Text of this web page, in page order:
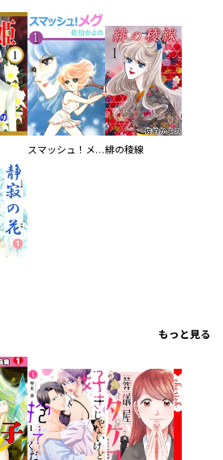
スマッシュ！メグ緋の稜線
もっと見る